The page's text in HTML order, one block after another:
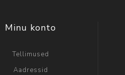
Minu konto
Tellimused
Aadressid